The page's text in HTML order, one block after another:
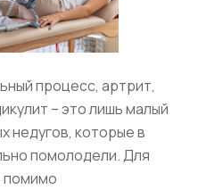
процесс, артрит,
– это лишь малый
недугов, которые в
помолодели. Для
помимо